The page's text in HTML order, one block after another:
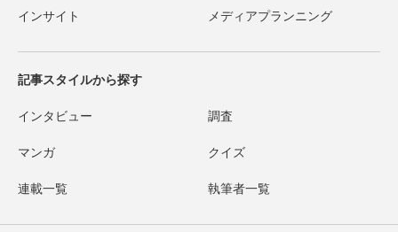
インサイト メディアプランニング
記事スタイルから探す
インタビュー 調査
マンガ クイズ
連載一覧 執筆者一覧